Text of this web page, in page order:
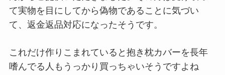
て実物を目にしてから偽物であることに気づい
て、返金返品対応になったそうです。
これだけ作りこまれていると抱き枕カバーを長年
嗜んでる人もうっかり買っちゃいそうですよね